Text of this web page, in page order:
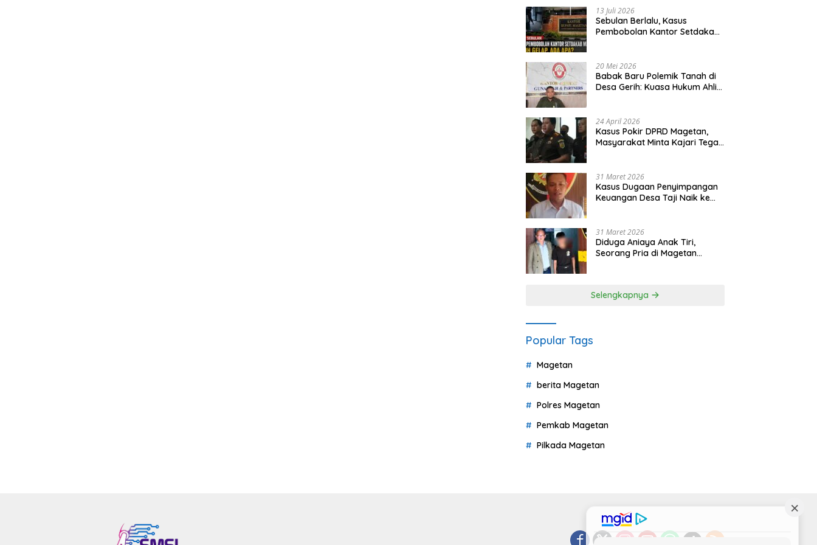
13 Juli 2026
Sebulan Berlalu, Kasus
Pembobolan Kantor Setdakab
20 Mei 2026
Babak Baru Polemik Tanah di
Desa Gerih: Kuasa Hukum Ahli
24 April 2026
Kasus Pokir DPRD Magetan,
Masyarakat Minta Kajari Tegak
31 Maret 2026
Kasus Dugaan Penyimpangan
Keuangan Desa Taji Naik ke
31 Maret 2026
Diduga Aniaya Anak Tiri,
Seorang Pria di Magetan
Selengkapnya
Popular Tags
Magetan
berita Magetan
Polres Magetan
Pemkab Magetan
Pilkada Magetan